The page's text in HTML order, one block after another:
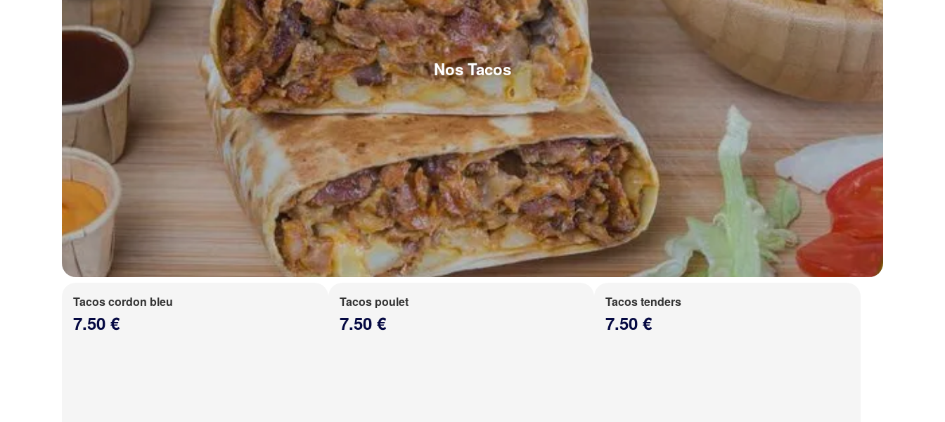
Nos Tacos
Tacos cordon bleu
7.50 €
Tacos poulet
7.50 €
Tacos tenders
7.50 €